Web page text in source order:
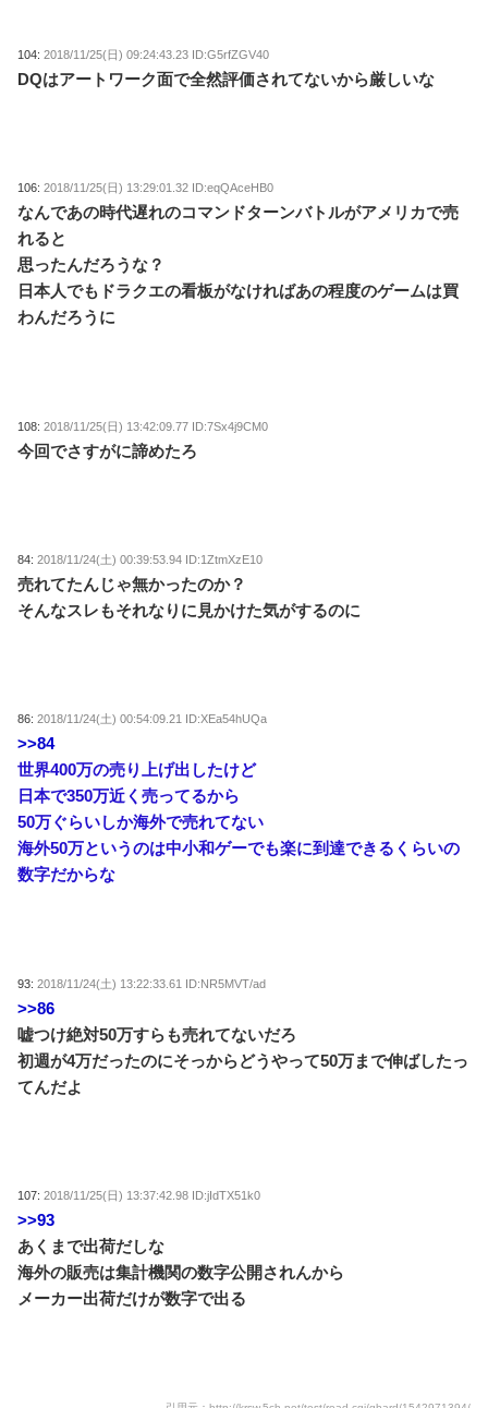
104:2018/11/25(日) 09:24:43.23 ID:G5rfZGV40
DQはアートワーク面で全然評価されてないから厳しいな
106:2018/11/25(日) 13:29:01.32 ID:eqQAceHB0
なんであの時代遅れのコマンドターンバトルがアメリカで売
れると
思ったんだろうな？
日本人でもドラクエの看板がなければあの程度のゲームは買
わんだろうに
108:2018/11/25(日) 13:42:09.77 ID:7Sx4j9CM0
今回でさすがに諦めたろ
84:2018/11/24(土) 00:39:53.94 ID:1ZtmXzE10
売れてたんじゃ無かったのか？
そんなスレもそれなりに見かけた気がするのに
86:2018/11/24(土) 00:54:09.21 ID:XEa54hUQa
>>84
世界400万の売り上げ出したけど
日本で350万近く売ってるから
50万ぐらいしか海外で売れてない
海外50万というのは中小和ゲーでも楽に到達できるくらいの
数字だからな
93:2018/11/24(土) 13:22:33.61 ID:NR5MVT/ad
>>86
嘘つけ絶対50万すらも売れてないだろ
初週が4万だったのにそっからどうやって50万まで伸ばしたっ
てんだよ
107:2018/11/25(日) 13:37:42.98 ID:jIdTX51k0
>>93
あくまで出荷だしな
海外の販売は集計機関の数字公開されんから
メーカー出荷だけが数字で出る